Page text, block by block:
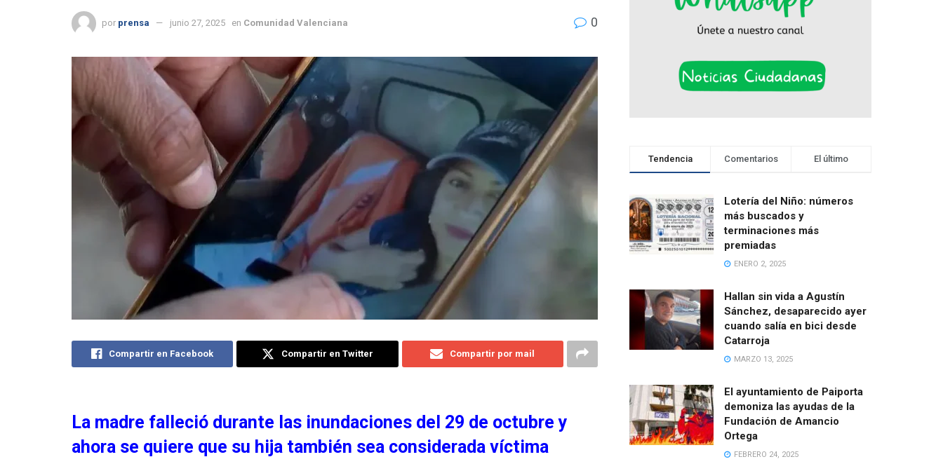
por prensa junio 27, 2025 en Comunidad Valenciana 0
Compartir en Facebook Compartir en Twitter Compartir por mail
La madre falleció durante las inundaciones del 29 de octubre y
ahora se quiere que su hija también sea considerada víctima
Tendencia Comentarios El último
Lotería del Niño: números
más buscados y
terminaciones más
premiadas
ENERO 2, 2025
Hallan sin vida a Agustín
Sánchez, desaparecido ayer
cuando salía en bici desde
Catarroja
MARZO 13, 2025
El ayuntamiento de Paiporta
demoniza las ayudas de la
Fundación de Amancio
Ortega
FEBRERO 24, 2025